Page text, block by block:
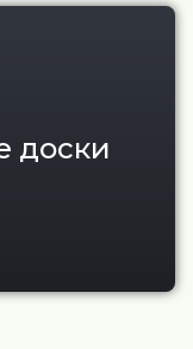
доски и
доски